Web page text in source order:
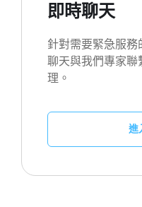
即時聊天
針對需要緊急服
聊天與我們專家
理。
進